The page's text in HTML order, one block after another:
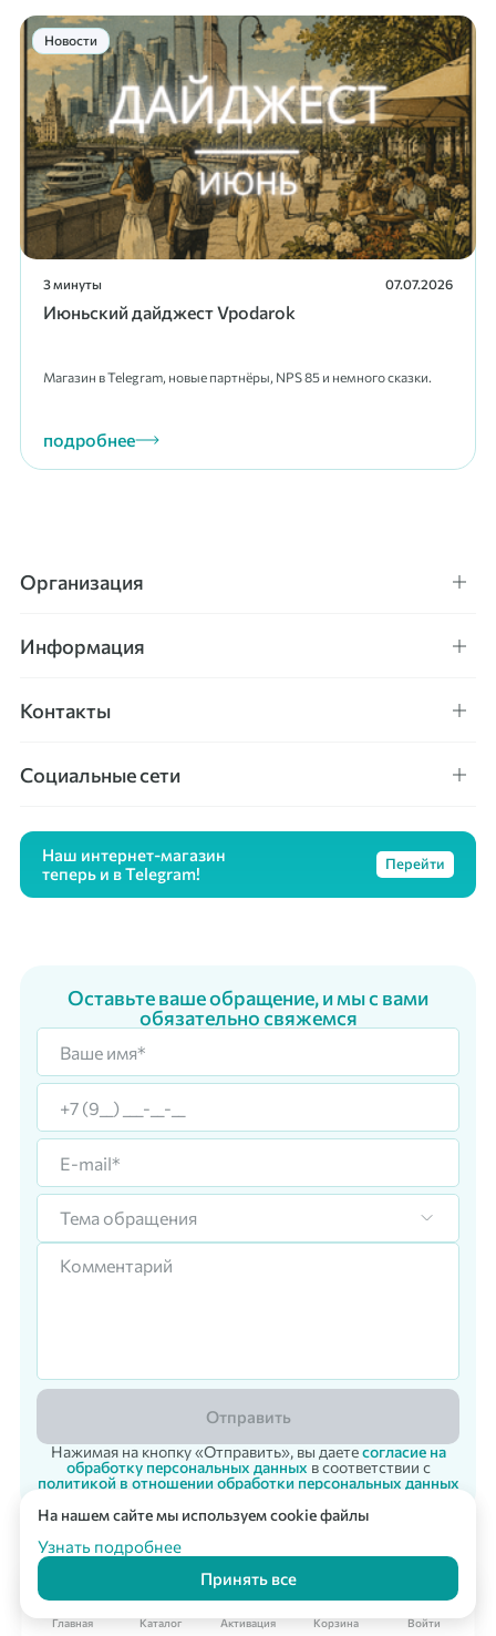
Корпоративный заказ
Главная Каталог Активация Корзина Войти
3 минуты 07.07.2026
Июньский дайджест Vpodarok
Магазин в Telegram, новые партнёры, NPS 85 и немного сказки.
подробнее
Новости
Организация
Информация
Контакты
Социальные сети
Наш интернет-магазин
теперь и в Telegram!
Перейти
Оставьте ваше обращение, и мы с вами
обязательно свяжемся
Тема обращения
Отправить
Нажимая на кнопку «Отправить», вы даетесогласие на
обработку персональных данных в соответствии с
политикой в отношении обработки персональных данных
На нашем сайте мы используем cookie файлы
Узнать подробнее
Принять все
© 2007 - 2026 «Vpodarok» Радость дарить - радость получать!